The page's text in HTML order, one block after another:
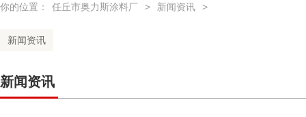
你的位置： 任丘市奥力斯涂料厂 > 新闻资讯 >
新闻资讯
新闻资讯